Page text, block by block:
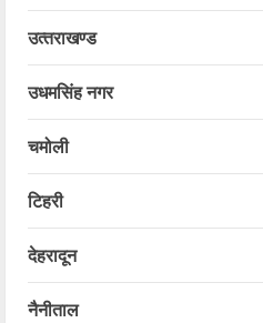
उत्‍तराखण्‍ड
उधमसिंह नगर
चमोली
टिहरी
देहरादून
नैनीताल